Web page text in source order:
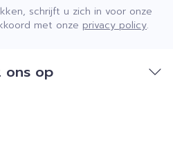
schrijft u zich in voor onze
met onze privacy policy.
ons op